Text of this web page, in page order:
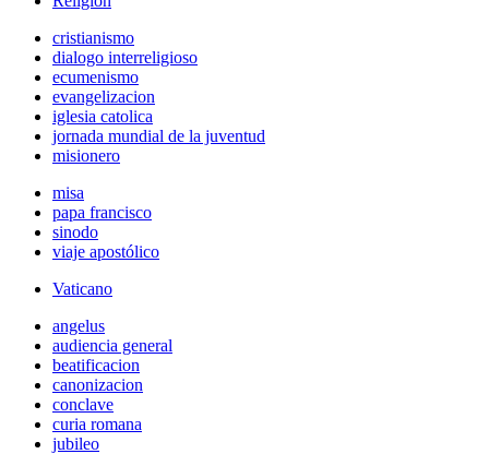
cristianismo
dialogo interreligioso
ecumenismo
evangelizacion
iglesia catolica
jornada mundial de la juventud
misionero
misa
papa francisco
sinodo
viaje apostólico
Vaticano
angelus
audiencia general
beatificacion
canonizacion
conclave
curia romana
jubileo